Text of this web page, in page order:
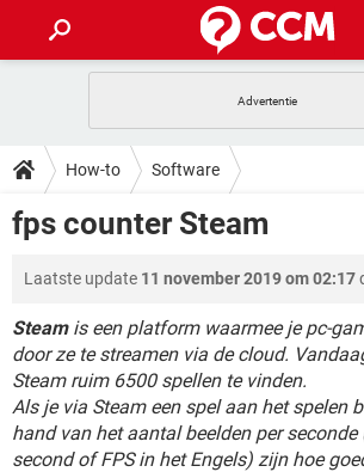
INSTAGRAM
NETFLIX
HOW-TO
VIDEOBELLEN
INSTAGRAM
NETFLIX
GRATIS SNAPCHAT
TIKTOK
DOWNLOADS
NETFLIX
GRATIS SNAPCHAT
TIKTOK
FORUM
VIDEOBELLEN GAMES
INSTAGRAM WINDOWS
NETFLIX
GRATIS SNAPCHAT
ARTIKELEN
VIDEOBELLEN GAMES
INSTAGRAM WINDOWS
NETFLIX
How-to Software
fps counter Steam
Laatste update 11 november 2019 om 02:17
Steamis een platform waarmee je pc-
door ze te streamen via de cloud.
Steam ruim 6500 spellen te vinden.
Als je via Steam een spel aan het spelen
hand van het aantal beelden per seconde
second of FPS in het Engels) zijn hoe